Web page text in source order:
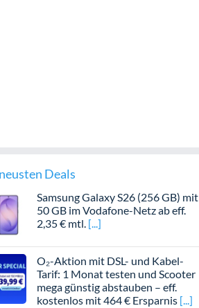
Deals
Samsung Galaxy S26 (256 GB) mit
50 GB im Vodafone-Netz ab eff.
2,35 € mtl.
O₂-Aktion mit DSL- und Kabel-
Tarif: 1 Monat testen und Scooter
mega günstig abstauben – eff.
kostenlos mit 464 € Ersparnis